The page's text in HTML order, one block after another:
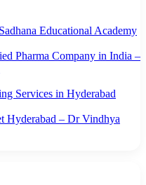
Educational Academy
Pharma Company in India –
Services in Hyderabad
Hyderabad – Dr Vindhya